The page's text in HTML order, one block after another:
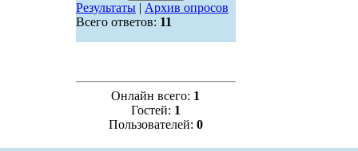
Результаты| Архив опросов
Всего ответов: 11
Онлайн всего: 1
Гостей: 1
Пользователей: 0